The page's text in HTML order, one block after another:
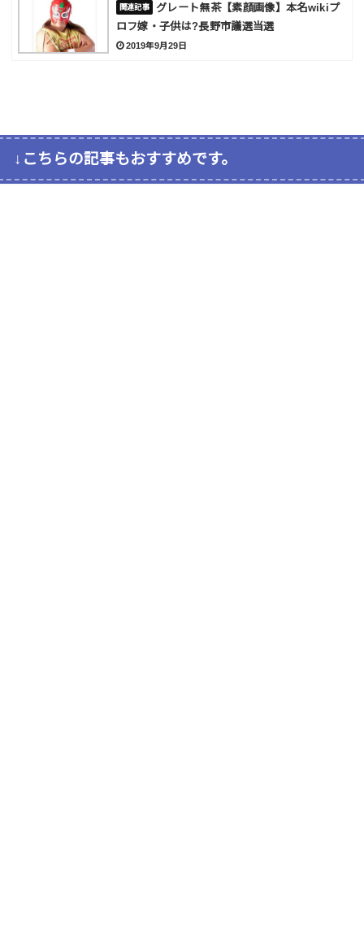
グレート無茶【素顔画像】本名wikiプ
ロフ嫁・子供は?長野市議選当選
2019年9月29日
↓こちらの記事もおすすめです。